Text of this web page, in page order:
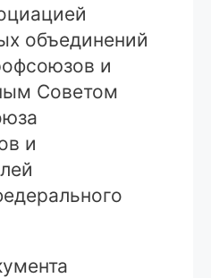
объединений
и
Советом
и